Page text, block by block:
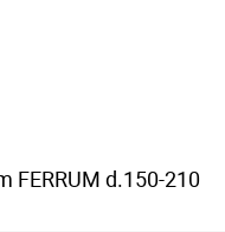
FERRUM d.150-210